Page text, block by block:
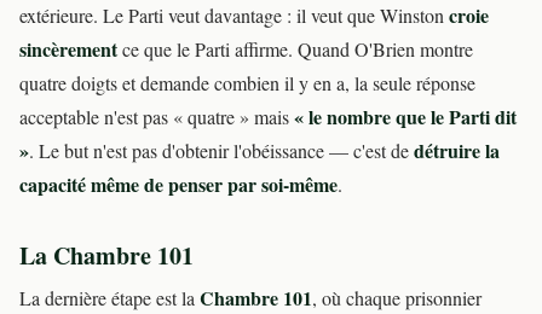
extérieure. Le Parti veut davantage : il veut que Winstoncroie
sincèrementce que le Parti affirme. Quand O'Brien montre
quatre doigts et demande combien il y en a, la seule réponse
acceptable n'est pas « quatre » mais« le nombre que le Parti dit
». Le but n'est pas d'obtenir l'obéissance — c'est dedétruire la
capacité même de penser par soi-même.
La Chambre 101
La dernière étape est laChambre 101, où chaque prisonnier